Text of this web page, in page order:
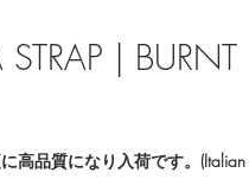
| BURNT
高品質になり入荷です。(Italian